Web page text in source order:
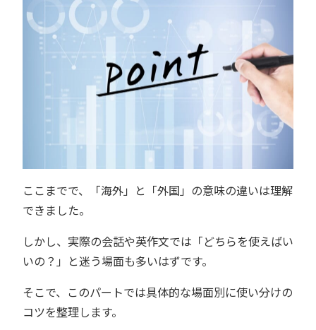
ここまでで、「海外」と「外国」の意味の違いは理解
できました。
しかし、実際の会話や英作文では「どちらを使えばい
いの？」と迷う場面も多いはずです。
そこで、このパートでは具体的な場面別に使い分けの
コツを整理します。